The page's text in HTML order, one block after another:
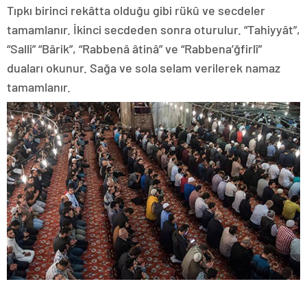
Tıpkı birinci rekâtta olduğu gibi rükû ve secdeler
tamamlanır. İkinci secdeden sonra oturulur. “Tahiyyât”,
“Salli” “Bârik”, “Rabbenâ âtinâ” ve “Rabbena’ğfirlî”
duaları okunur. Sağa ve sola selam verilerek namaz
tamamlanır.